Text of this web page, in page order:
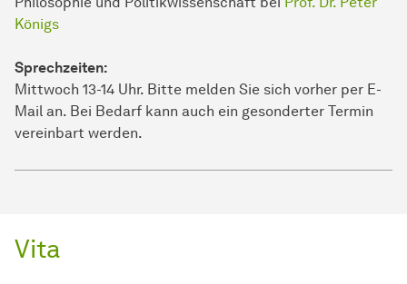
Königs
Sprechzeiten:
Mittwoch 13-14 Uhr. Bitte melden Sie sich vorher per E-
Mail an. Bei Bedarf kann auch ein gesonderter Termin
vereinbart werden.
Vita